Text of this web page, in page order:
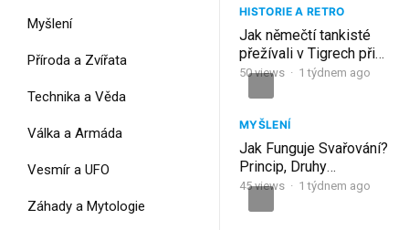
Myšlení
Příroda a Zvířata
Technika a Věda
Válka a Armáda
Vesmír a UFO
Záhady a Mytologie
HISTORIE A RETRO
Jak němečtí tankisté
přežívali v Tigrech při
50 stupních v Africe?
50views · 1 týdnem ago
MYŠLENÍ
Jak Funguje Svařování?
Princip, Druhy
Svařování, Proč Sváry
45views · 1 týdnem ago